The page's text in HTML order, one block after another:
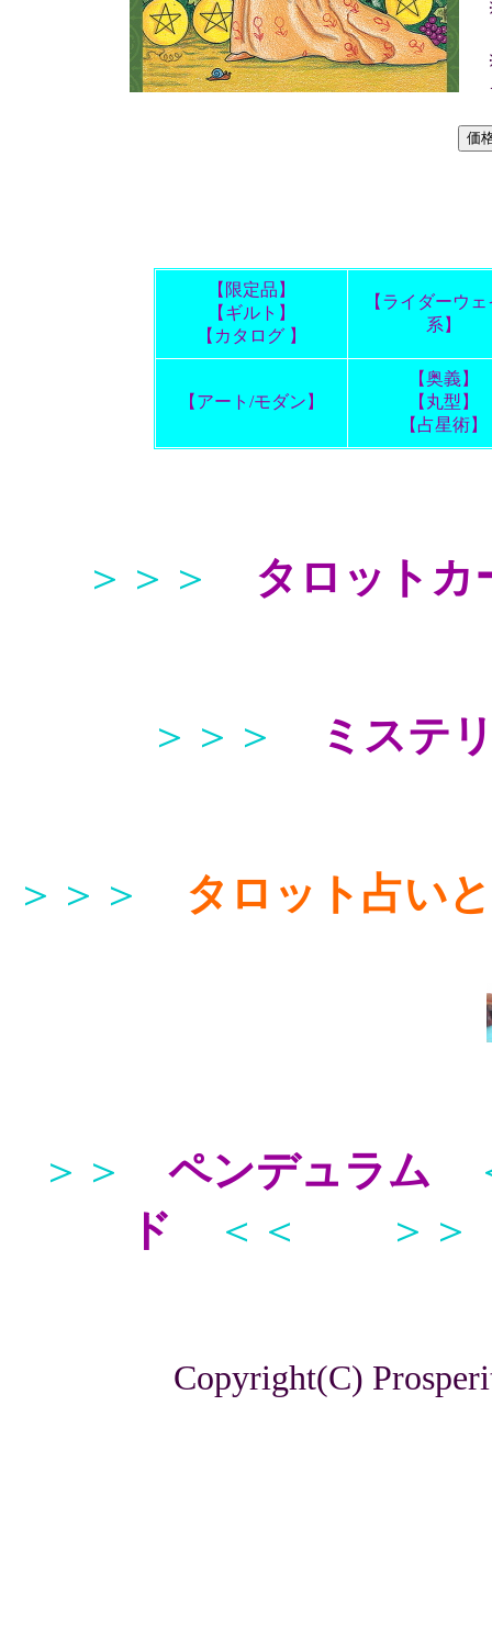
【限定品】
【ギルト】
【カタログ 】
【ライダーウ
系】
【アート/モダン】
【奥義】
【丸型】
【占星術】
＞＞＞ タロットカ
＞＞＞ ミステ
＞＞＞ タロット占い
＞＞ ペンデュラム
ド
＜＜ ＞＞
Copyright(C)